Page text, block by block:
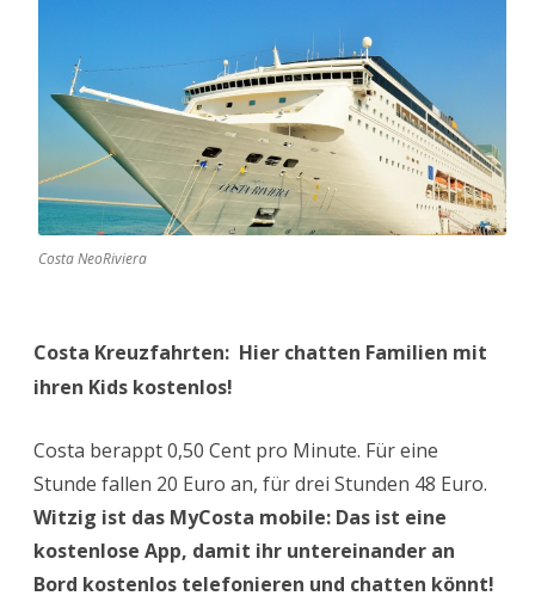
Costa NeoRiviera
Costa Kreuzfahrten: Hier chatten Familien mit
ihren Kids kostenlos!
Costa berappt 0,50 Cent pro Minute. Für eine
Stunde fallen 20 Euro an, für drei Stunden 48 Euro.
Witzig ist das MyCosta mobile: Das ist eine
kostenlose App, damit ihr untereinander an
Bord kostenlos telefonieren und chatten könnt!